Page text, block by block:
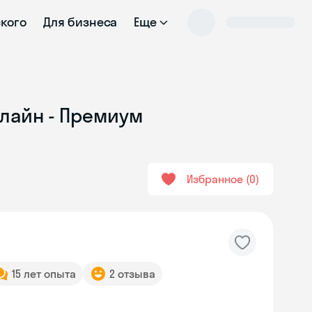
Для бизнеса Еще
- Премиум
Избранное 0
15 лет опыта 2 отзыва